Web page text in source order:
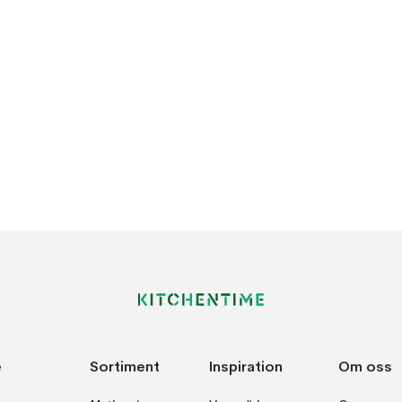
Sortiment Inspiration Om oss